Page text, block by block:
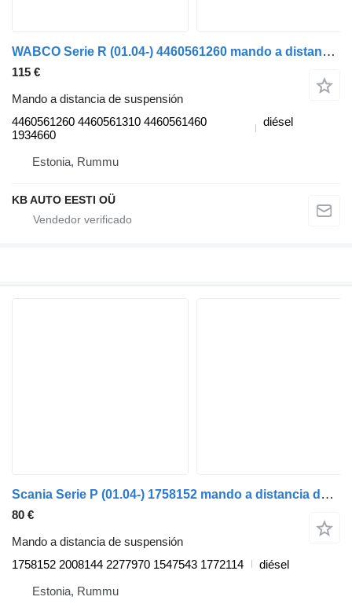
WABCO Serie R (01.04-) 4460561260 mando a distancia de suspensión para Scania P,G,R,T-series (2004-2017) camión
115 €
Mando a distancia de suspensión
4460561260 4460561310 4460561460
1934660
diésel
Estonia, Rummu
KB AUTO EESTI OÜ
Scania Serie P (01.04-) 1758152 mando a distancia de suspensión para Scania P,G,R,T-series (2004-2017) camión
80 €
Mando a distancia de suspensión
1758152 2008144 2277970 1547543 1772114
diésel
Estonia, Rummu